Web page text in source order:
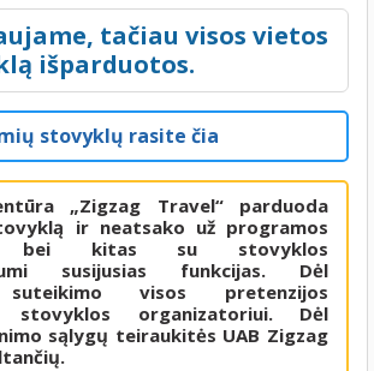
tačiau visos vietos
išparduotos.
stovyklų rasite čia
„Zigzag Travel“ parduoda
ir neatsako už programos
bei kitas su stovyklos
susijusias funkcijas. Dėl
suteikimo visos pretenzijos
stovyklos organizatoriui. Dėl
sąlygų teiraukitės UAB Zigzag